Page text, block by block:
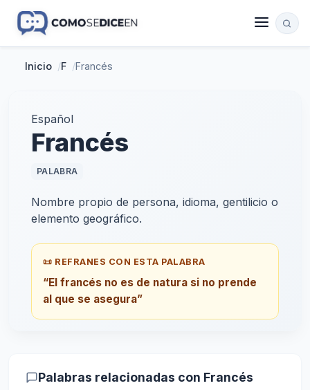
Inicio /F /Francés
Español
Francés
PALABRA
Nombre propio de persona, idioma, gentilicio o
elemento geográfico.
📜 REFRANES CON ESTA PALABRA
“El francés no es de natura si no prende
al que se asegura”
Palabras relacionadas con Francés